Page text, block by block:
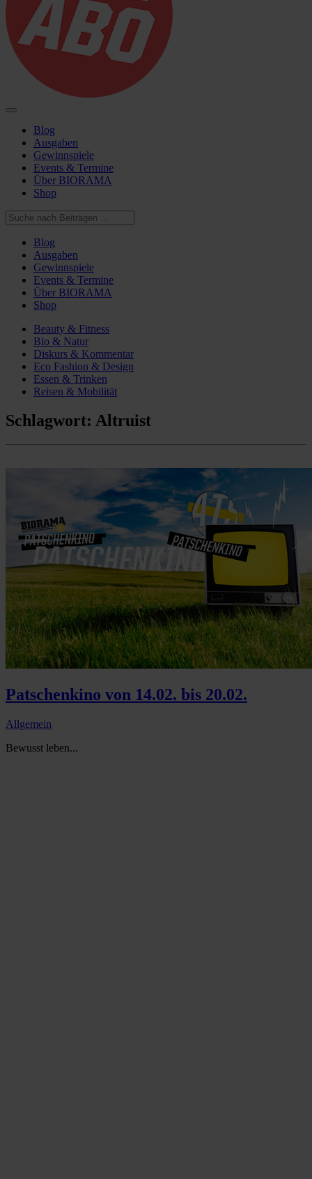
Blog
Ausgaben
Gewinnspiele
Events & Termine
Über BIORAMA
Shop
Blog
Ausgaben
Gewinnspiele
Events & Termine
Über BIORAMA
Shop
Beauty & Fitness
Bio & Natur
Diskurs & Kommentar
Eco Fashion & Design
Essen & Trinken
Reisen & Mobilität
Schlagwort: Altruist
Patschenkino von 14.02. bis 20.02.
Allgemein
Bewusst leben...